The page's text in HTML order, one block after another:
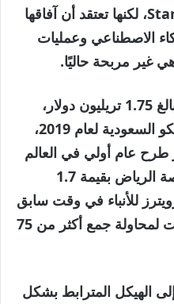
إيراداتها التي تعتمد على Starlink، لكنها تعتقد أن آفاقها
الاصطناعي وعمليات
هي غير مربحة حاليًا.
وإذا تم تحقيق هدف التقييم البالغ 1.75 تريليون دولار،
فسوف يتفوق على طرح أرامكو السعودية لعام 2019،
طرح عام أولي في العالم
عندما ظهر لأول مرة في بورصة الرياض بقيمة 1.7
للأنباء في وقت سابق
أن شركة سبيس إكس خططت لمحاولة جمع أكثر من 75
الهيكل المترابط بشكل